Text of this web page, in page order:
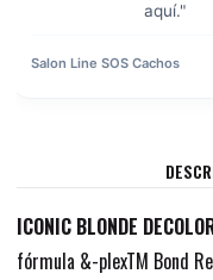
aquí."
Salon Line SOS Cachos
ICONIC BLONDE
fórmula &-plexTM Bond